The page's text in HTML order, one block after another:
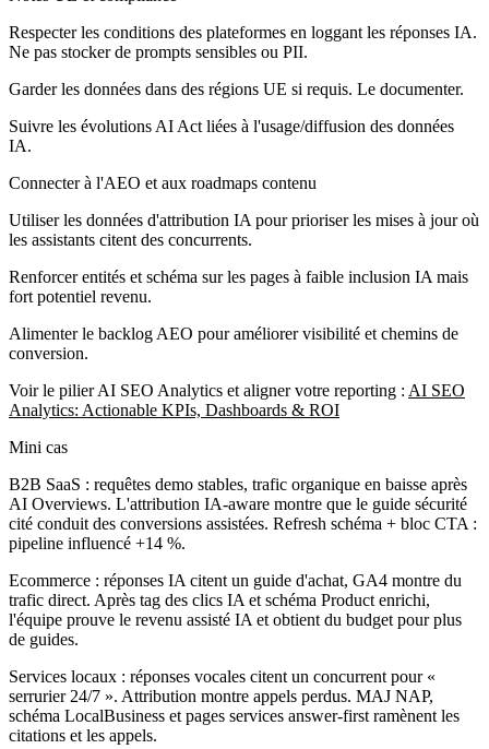
Respecter les conditions des plateformes en loggant les réponses IA.
Ne pas stocker de prompts sensibles ou PII.
Garder les données dans des régions UE si requis. Le documenter.
Suivre les évolutions AI Act liées à l'usage/diffusion des données
IA.
Connecter à l'AEO et aux roadmaps contenu
Utiliser les données d'attribution IA pour prioriser les mises à jour où
les assistants citent des concurrents.
Renforcer entités et schéma sur les pages à faible inclusion IA mais
fort potentiel revenu.
Alimenter le backlog AEO pour améliorer visibilité et chemins de
conversion.
Voir le pilier AI SEO Analytics et aligner votre reporting : AI SEO
Analytics: Actionable KPIs, Dashboards & ROI
Mini cas
B2B SaaS : requêtes demo stables, trafic organique en baisse après
AI Overviews. L'attribution IA-aware montre que le guide sécurité
cité conduit des conversions assistées. Refresh schéma + bloc CTA :
pipeline influencé +14 %.
Ecommerce : réponses IA citent un guide d'achat, GA4 montre du
trafic direct. Après tag des clics IA et schéma Product enrichi,
l'équipe prouve le revenu assisté IA et obtient du budget pour plus
de guides.
Services locaux : réponses vocales citent un concurrent pour «
serrurier 24/7 ». Attribution montre appels perdus. MAJ NAP,
schéma LocalBusiness et pages services answer-first ramènent les
citations et les appels.